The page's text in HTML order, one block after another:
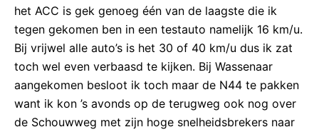
het ACC is gek genoeg één van de laagste die ik
tegen gekomen ben in een testauto namelijk 16 km/u.
Bij vrijwel alle auto’s is het 30 of 40 km/u dus ik zat
toch wel even verbaasd te kijken. Bij Wassenaar
aangekomen besloot ik toch maar de N44 te pakken
want ik kon ’s avonds op de terugweg ook nog over
de Schouwweg met zijn hoge snelheidsbrekers naar